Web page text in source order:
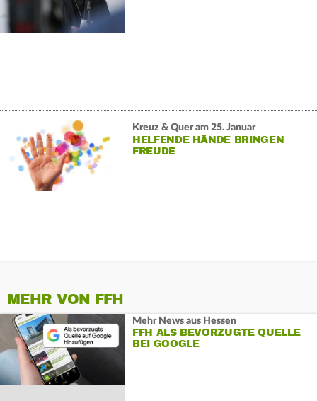
Kreuz & Quer am 25. Januar
HELFENDE HÄNDE BRINGEN
FREUDE
MEHR VON FFH
Mehr News aus Hessen
FFH ALS BEVORZUGTE QUELLE
BEI GOOGLE